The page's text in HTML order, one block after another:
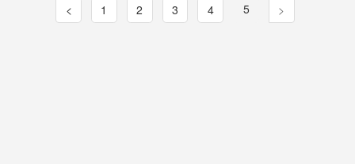
<
1 2 3 4 5 >